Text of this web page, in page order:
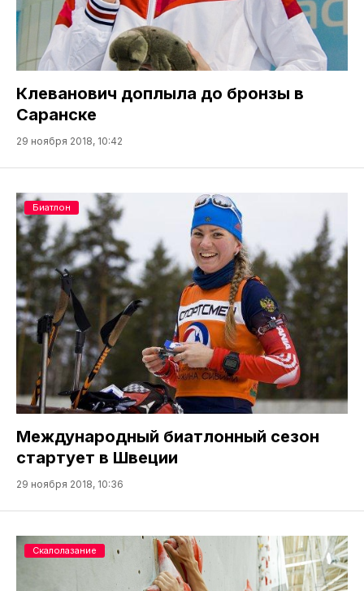
Клеванович доплыла до бронзы в
Саранске
29 ноября 2018, 10:42
Международный биатлонный сезон
стартует в Швеции
29 ноября 2018, 10:36
Биатлон
Скалолазание